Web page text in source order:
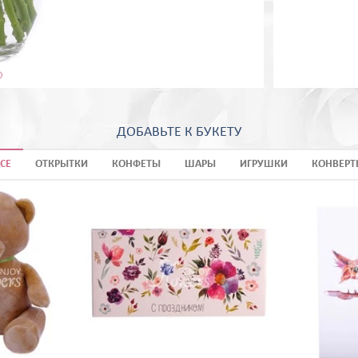
ДОБАВЬТЕ К БУКЕТУ
ОТКРЫТКИ КОНФЕТЫ ШАРЫ ИГРУШКИ